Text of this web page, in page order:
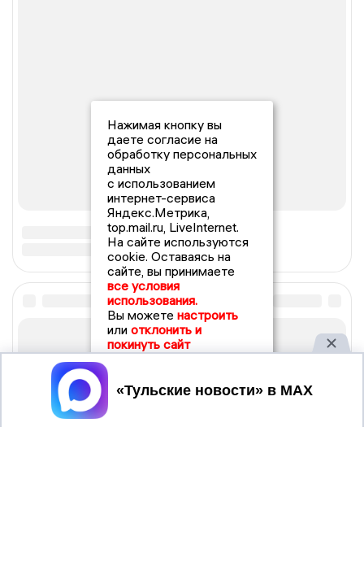
Нажимая кнопку вы
даете согласие на
обработку персональных
данных
с использованием
интернет-сервиса
Яндекс.Метрика,
top.mail.ru, LiveInternet.
На сайте используются
cookie. Оставаясь на
сайте, вы принимаете
все условия
использования.
Вы можете настроить
или отклонить и
покинуть сайт
Принять